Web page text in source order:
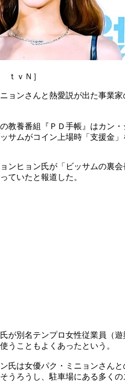
ｔｖＮ］
ョンさんと熱愛説が出た事業
教養番組『ＰＤ手帳』はカン
サムがコイン上場時「支援金
ンヒョン氏が「ビッサムの裏
ていたと報道した。
が別名テンプロ女性従業員（
うこともよくあったという。
氏は女優パク・ミニョンさん
うろうし、駐車場にある多く